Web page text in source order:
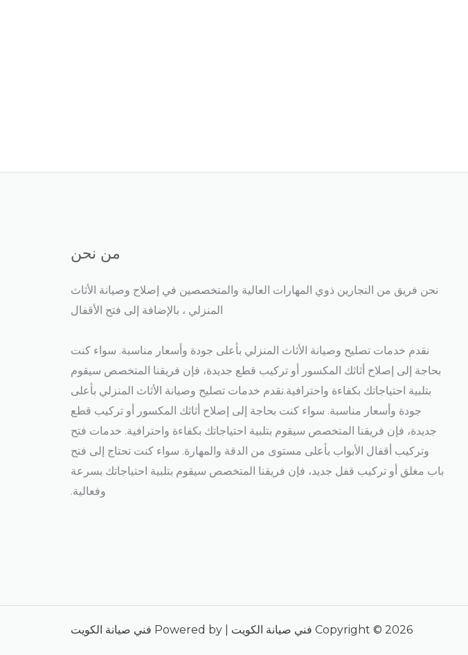
من نحن
نحن فريق من النجارين ذوي المهارات العالية والمتخصصين في إصلاح وصيانة الأثاث
المنزلي ، بالإضافة إلى فتح الأقفال​
نقدم خدمات تصليح وصيانة الأثاث المنزلي بأعلى جودة وأسعار مناسبة. سواء كنت
بحاجة إلى إصلاح أثاثك المكسور أو تركيب قطع جديدة، فإن فريقنا المتخصص سيقوم
بتلبية احتياجاتك بكفاءة واحترافية.نقدم خدمات تصليح وصيانة الأثاث المنزلي بأعلى
جودة وأسعار مناسبة. سواء كنت بحاجة إلى إصلاح أثاثك المكسور أو تركيب قطع
جديدة، فإن فريقنا المتخصص سيقوم بتلبية احتياجاتك بكفاءة واحترافية. خدمات فتح
وتركيب أقفال الأبواب بأعلى مستوى من الدقة والمهارة. سواء كنت تحتاج إلى فتح
باب مغلق أو تركيب قفل جديد، فإن فريقنا المتخصص سيقوم بتلبية احتياجاتك بسرعة
وفعالية.
Copyright © 2026 فني صيانة الكويت | Powered by فني صيانة الكويت